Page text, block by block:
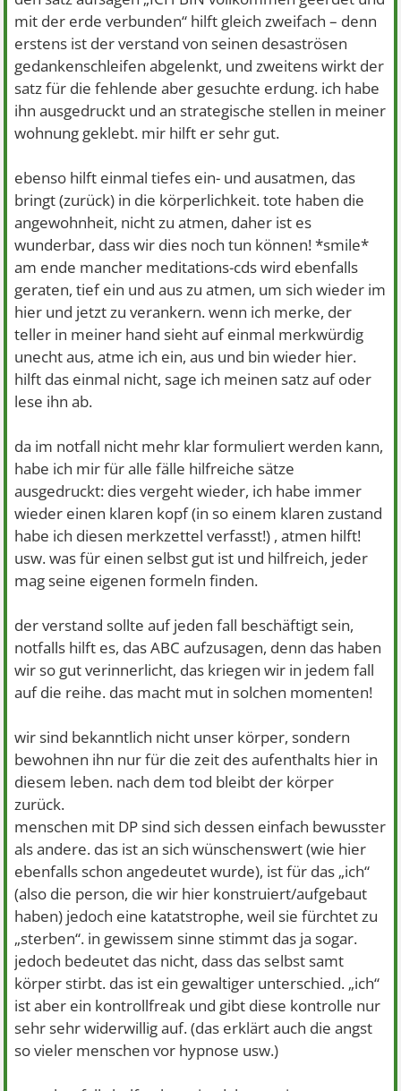
mit der erde verbunden“ hilft gleich zweifach – denn
erstens ist der verstand von seinen desaströsen
gedankenschleifen abgelenkt, und zweitens wirkt der
satz für die fehlende aber gesuchte erdung. ich habe
ihn ausgedruckt und an strategische stellen in meiner
wohnung geklebt. mir hilft er sehr gut.
ebenso hilft einmal tiefes ein- und ausatmen, das
bringt (zurück) in die körperlichkeit. tote haben die
angewohnheit, nicht zu atmen, daher ist es
wunderbar, dass wir dies noch tun können! *smile*
am ende mancher meditations-cds wird ebenfalls
geraten, tief ein und aus zu atmen, um sich wieder im
hier und jetzt zu verankern. wenn ich merke, der
teller in meiner hand sieht auf einmal merkwürdig
unecht aus, atme ich ein, aus und bin wieder hier.
hilft das einmal nicht, sage ich meinen satz auf oder
lese ihn ab.
da im notfall nicht mehr klar formuliert werden kann,
habe ich mir für alle fälle hilfreiche sätze
ausgedruckt: dies vergeht wieder, ich habe immer
wieder einen klaren kopf (in so einem klaren zustand
habe ich diesen merkzettel verfasst!) , atmen hilft!
usw. was für einen selbst gut ist und hilfreich, jeder
mag seine eigenen formeln finden.
der verstand sollte auf jeden fall beschäftigt sein,
notfalls hilft es, das ABC aufzusagen, denn das haben
wir so gut verinnerlicht, das kriegen wir in jedem fall
auf die reihe. das macht mut in solchen momenten!
wir sind bekanntlich nicht unser körper, sondern
bewohnen ihn nur für die zeit des aufenthalts hier in
diesem leben. nach dem tod bleibt der körper
zurück.
menschen mit DP sind sich dessen einfach bewusster
als andere. das ist an sich wünschenswert (wie hier
ebenfalls schon angedeutet wurde), ist für das „ich“
(also die person, die wir hier konstruiert/aufgebaut
haben) jedoch eine katatstrophe, weil sie fürchtet zu
„sterben“. in gewissem sinne stimmt das ja sogar.
jedoch bedeutet das nicht, dass das selbst samt
körper stirbt. das ist ein gewaltiger unterschied. „ich“
ist aber ein kontrollfreak und gibt diese kontrolle nur
sehr sehr widerwillig auf. (das erklärt auch die angst
so vieler menschen vor hypnose usw.)